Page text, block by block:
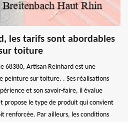
les tarifs sont abordables
toiture
68380, Artisan Reinhard est une
peinture sur toiture. . Ses réalisations
et son savoir-faire, il évalue
propose le type de produit qui convient
renforcée. Par ailleurs, les conditions